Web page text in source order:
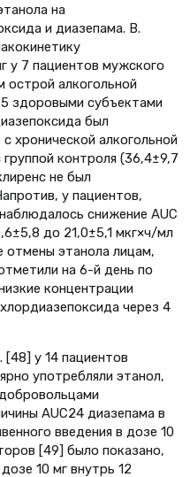
на
и диазепама. B.
у 7 пациентов мужского
острой алкогольной
здоровыми субъектами
был
хронической алкогольной
контроля (36,4±9,7
не был
у пациентов,
снижение AUC
до 21,0±5,1 мкг×ч/мл
отмены этанола лицам,
на 6-й день по
концентрации
через 4
[48] у 14 пациентов
употребляли этанол,
AUC24 диазепама в
введения в дозе 10
[49] было показано,
10 мг внутрь 12